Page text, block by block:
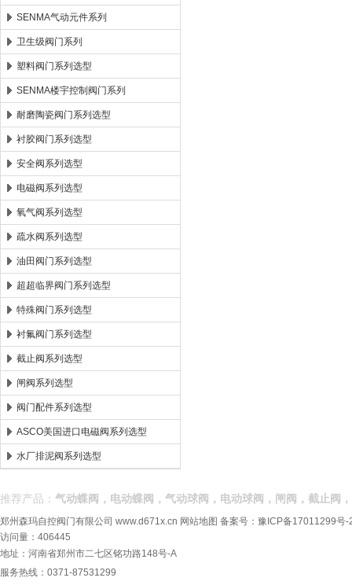
SENMA气动元件系列
卫生级阀门系列
塑料阀门系列选型
SENMA楼宇控制阀门系列
耐磨陶瓷阀门系列选型
衬胶阀门系列选型
安全阀系列选型
电磁阀系列选型
氧气阀系列选型
疏水阀系列选型
油田阀门系列选型
超超临界阀门系列选型
特殊阀门系列选型
衬氟阀门系列选型
截止阀系列选型
闸阀系列选型
阀门配件系列选型
ASCO美国进口电磁阀系列选型
水厂排泥阀系列选型
推荐产品： 气动蝶阀，电动蝶阀，气动球阀，电动球阀，闸阀，截止阀
郑州森玛自控阀门有限公司 www.d671x.cn 网站地图 备案号： 豫ICP备17011299号-
访问量：406445
地址：河南省郑州市二七区铭功路148号-A
服务热线：0371-87531299